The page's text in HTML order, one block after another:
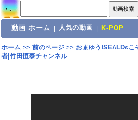
動画 ホーム 人気の動画 K-POP
ホーム>> 前のページ>> おまゆう!SEALDsこ
者|竹田恒泰チャンネル